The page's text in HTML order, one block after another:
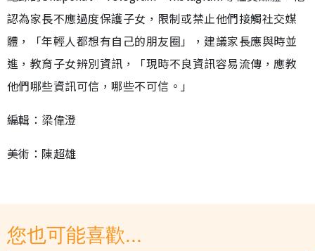
認為家長不應過度保護子女，限制或禁止他們接觸社交媒
體，「年輕人都想有自己的朋友圈」，建議家長應與時並
進，教育子女辨別資訊，「現時不良資訊容易流傳，應教
他們哪些資訊可信，哪些不可信。」
編輯：梁偉澄
美術：陳超雄
您也可能喜歡...